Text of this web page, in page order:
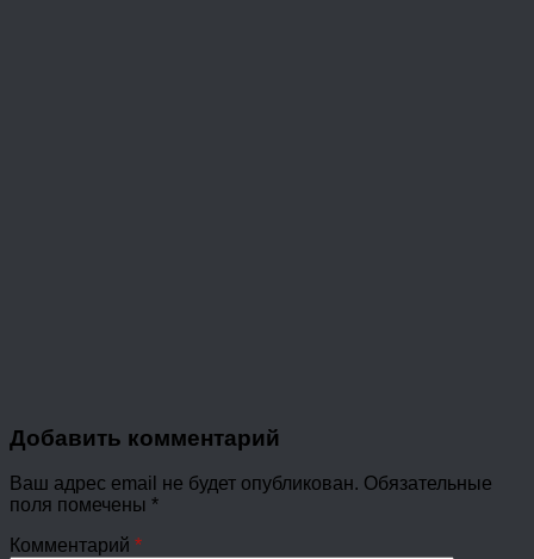
Добавить комментарий
Ваш адрес email не будет опубликован. Обязательные
поля помечены *
Комментарий *